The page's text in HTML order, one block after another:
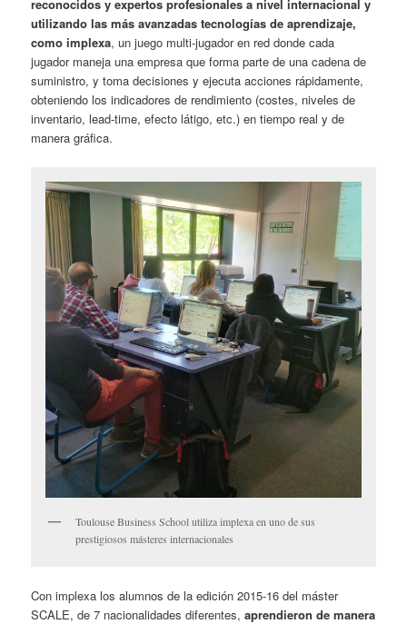
reconocidos y expertos profesionales a nivel internacional y
utilizando las más avanzadas tecnologías de aprendizaje,
como implexa, un juego multi-jugador en red donde cada
jugador maneja una empresa que forma parte de una cadena de
suministro, y toma decisiones y ejecuta acciones rápidamente,
obteniendo los indicadores de rendimiento (costes, niveles de
inventario, lead-time, efecto látigo, etc.) en tiempo real y de
manera gráfica.
Toulouse Business School utiliza implexa en uno de sus
prestigiosos másteres internacionales
Con implexa los alumnos de la edición 2015-16 del máster
SCALE, de 7 nacionalidades diferentes,aprendieron de manera